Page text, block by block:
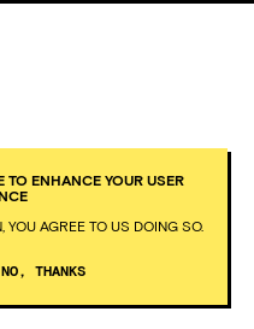
ENHANCE YOUR USER
AGREE TO US DOING SO.
NO, THANKS